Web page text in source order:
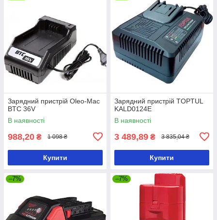
Зарядний пристрій Oleo-Mac
BTC 36V
В наявності
988,20 ₴ 1 098 ₴
Купити
Зарядний пристрій TOPTUL
KALD0124E
В наявності
3 489,89 ₴ 3 835,04 ₴
Купити
–7% –7%